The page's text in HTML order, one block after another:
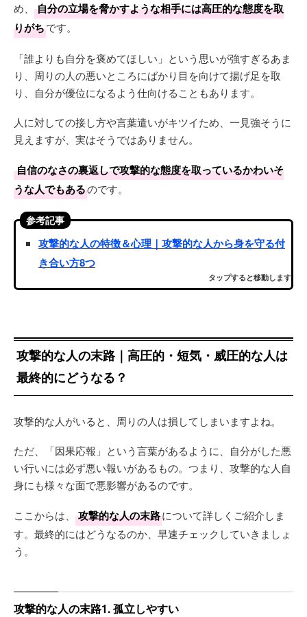
め、
自分の立場を脅かすような相手には高圧的な態度を取
りがちです。
「誰よりも自分を褒めてほしい」という思いが強すぎるあま
り、周りの人の悪いところにばかり目を向けて揚げ足を取
り、自分が優位になるよう仕向けることもあります。
人に対しての接し方や言葉遣いがキツイため、一見強そうに
見えますが、実はそうではありません。
自信のなさの裏返しで攻撃的な態度を取っているかわいそ
うな人でもあるのです。
参考記事
攻撃的な人の特徴＆心理｜攻撃的な人から身を守る付
き合い方8つ
タップすると移動します
攻撃的な人の末路｜高圧的・短気・威圧的な人は
最終的にどうなる？
攻撃的な人がいると、周りの人は損してしまいますよね。
ただ、「因果応報」という言葉があるように、自分がした悪
い行いには必ず悪い報いがあるもの。つまり、攻撃的な人自
身にも様々な面で悪影響があるのです。
ここからは、 攻撃的な人の末路について詳しくご紹介しま
す。最終的にはどうなるのか、早速チェックしていきましょ
う。
攻撃的な人の末路1. 孤立しやすい